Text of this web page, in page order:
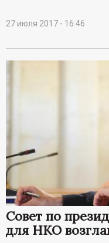
27 июля 2017 - 16:46
Совет по
для НКО